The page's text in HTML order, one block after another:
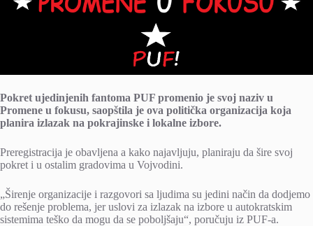
Pokret ujedinjenih fantoma PUF promenio je svoj naziv u
Promene u fokusu, saopštila je ova politička organizacija koja
planira izlazak na pokrajinske i lokalne izbore.
Preregistracija je obavljena a kako najavljuju, planiraju da šire svoj
pokret i u ostalim gradovima u Vojvodini.
„Širenje organizacije i razgovori sa ljudima su jedini način da dodjemo
do rešenje problema, jer uslovi za izlazak na izbore u autokratskim
sistemima teško da mogu da se poboljšaju“, poručuju iz PUF-a.